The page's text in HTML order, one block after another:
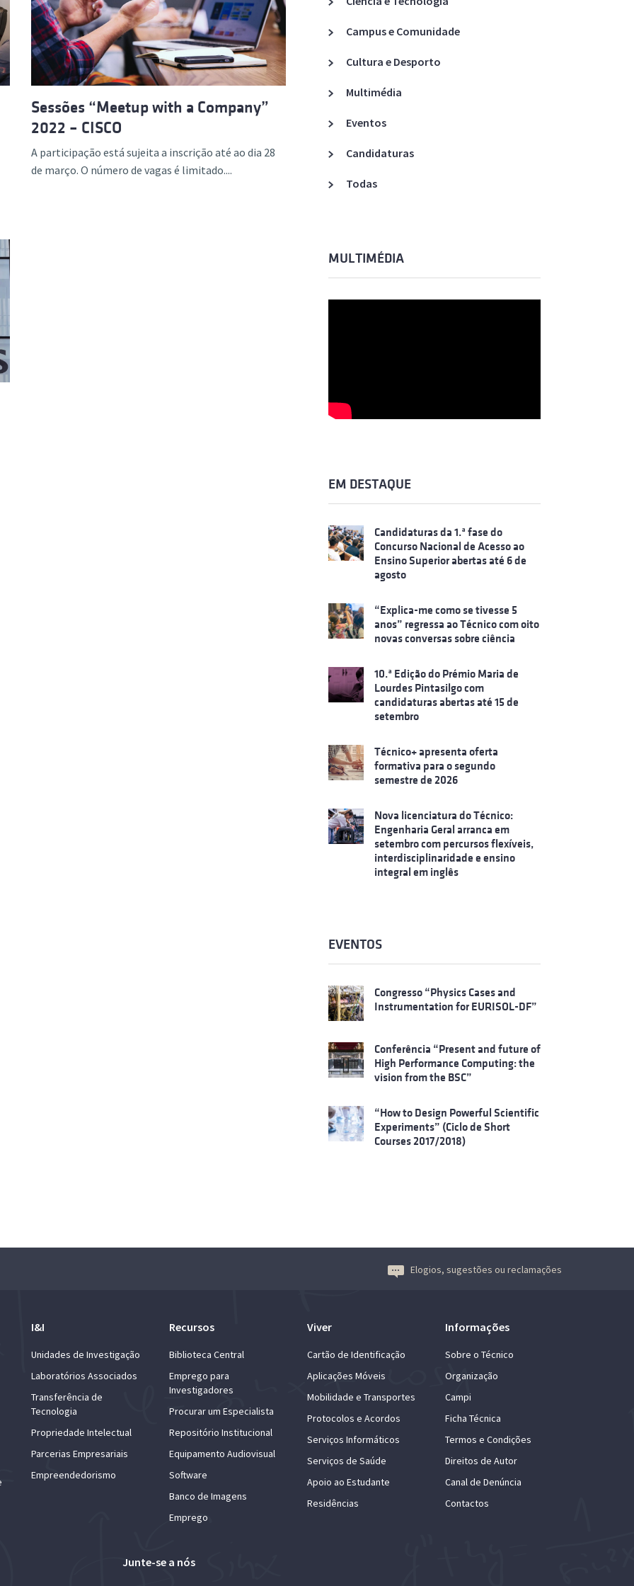
Avançada
Acreditações A3ES
Sessões “Meetup with a Company”
2022 – CISCO
A participação está sujeita a inscrição até ao dia 28
de março. O número de vagas é limitado....
Campus e Comunidade
Cultura e Desporto
Multimédia
Eventos
Candidaturas
Todas
MULTIMÉDIA
EM DESTAQUE
Candidaturas da 1.ª fase do
Concurso Nacional de Acesso ao
Ensino Superior abertas até 6 de
agosto
“Explica-me como se tivesse 5
anos” regressa ao Técnico com oito
novas conversas sobre ciência
10.ª Edição do Prémio Maria de
Lourdes Pintasilgo com
candidaturas abertas até 15 de
setembro
Técnico+ apresenta oferta
formativa para o segundo
semestre de 2026
Nova licenciatura do Técnico:
Engenharia Geral arranca em
setembro com percursos flexíveis,
interdisciplinaridade e ensino
integral em inglês
EVENTOS
Congresso “Physics Cases and
Instrumentation for EURISOL-DF”
Conferência “Present and future of
High Performance Computing: the
vision from the BSC”
“How to Design Powerful Scientific
Experiments” (Ciclo de Short
Courses 2017/2018)
Elogios, sugestões ou reclamações
I&I
Unidades de Investigação
Laboratórios Associados
Transferência de
Tecnologia
Propriedade Intelectual
Parcerias Empresariais
Empreendedorismo
Recursos
Biblioteca Central
Emprego para
Investigadores
Procurar um Especialista
Repositório Institucional
Equipamento Audiovisual
Software
Banco de Imagens
Emprego
Viver
Cartão de Identificação
Aplicações Móveis
Mobilidade e Transportes
Protocolos e Acordos
Serviços Informáticos
Serviços de Saúde
Apoio ao Estudante
Residências
Informações
Sobre o Técnico
Organização
Campi
Ficha Técnica
Termos e Condições
Direitos de Autor
Canal de Denúncia
Contactos
Junte-se a nós